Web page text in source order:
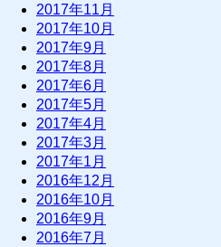
2017年11月
2017年10月
2017年9月
2017年8月
2017年6月
2017年5月
2017年4月
2017年3月
2017年1月
2016年12月
2016年10月
2016年9月
2016年7月